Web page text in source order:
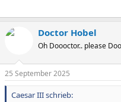
Doctor Hobel
Oh Doooctor.. please
25 September 2025
Caesar III schrieb: